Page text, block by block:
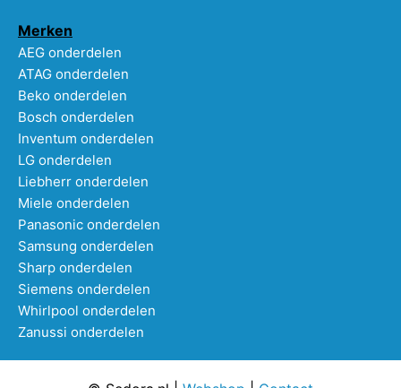
Merken
AEG onderdelen
ATAG onderdelen
Beko onderdelen
Bosch onderdelen
Inventum onderdelen
LG onderdelen
Liebherr onderdelen
Miele onderdelen
Panasonic onderdelen
Samsung onderdelen
Sharp onderdelen
Siemens onderdelen
Whirlpool onderdelen
Zanussi onderdelen